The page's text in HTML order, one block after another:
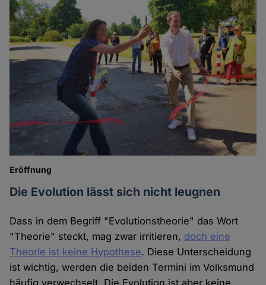
Eröffnung
Die Evolution lässt sich nicht leugnen
Dass in dem Begriff "Evolutionstheorie" das Wort
"Theorie" steckt, mag zwar irritieren, doch eine
Theorie ist keine Hypothese. Diese Unterscheidung
ist wichtig, werden die beiden Termini im Volksmund
häufig verwechselt. Die Evolution ist aber keine